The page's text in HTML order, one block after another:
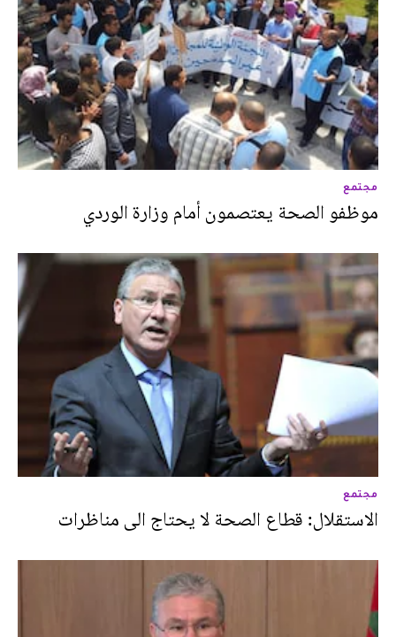
مجتمع
موظفو الصحة يعتصمون أمام وزارة الوردي
مجتمع
الاستقلال: قطاع الصحة لا يحتاج الى مناظرات